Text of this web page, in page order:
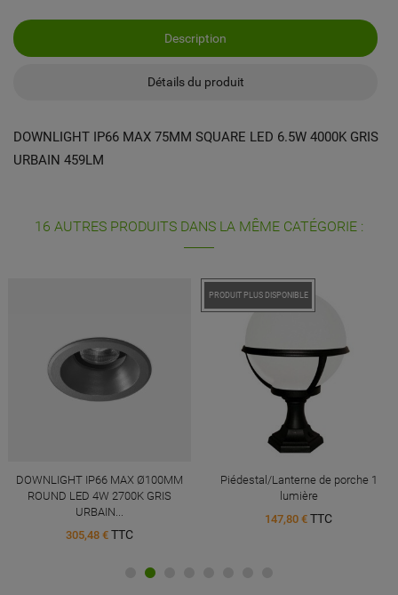
Description
Détails du produit
DOWNLIGHT IP66 MAX 75MM SQUARE LED 6.5W 4000K GRIS
URBAIN 459LM
16 AUTRES PRODUITS DANS LA MÊME CATÉGORIE :
DOWNLIGHT IP66 MAX Ø100MM
ROUND LED 4W 2700K GRIS
URBAIN...
305,48 € TTC
PROMO !
PRODUIT PLUS DISPONIBLE
Piédestal/Lanterne de porche 1
lumière
147,80 € TTC